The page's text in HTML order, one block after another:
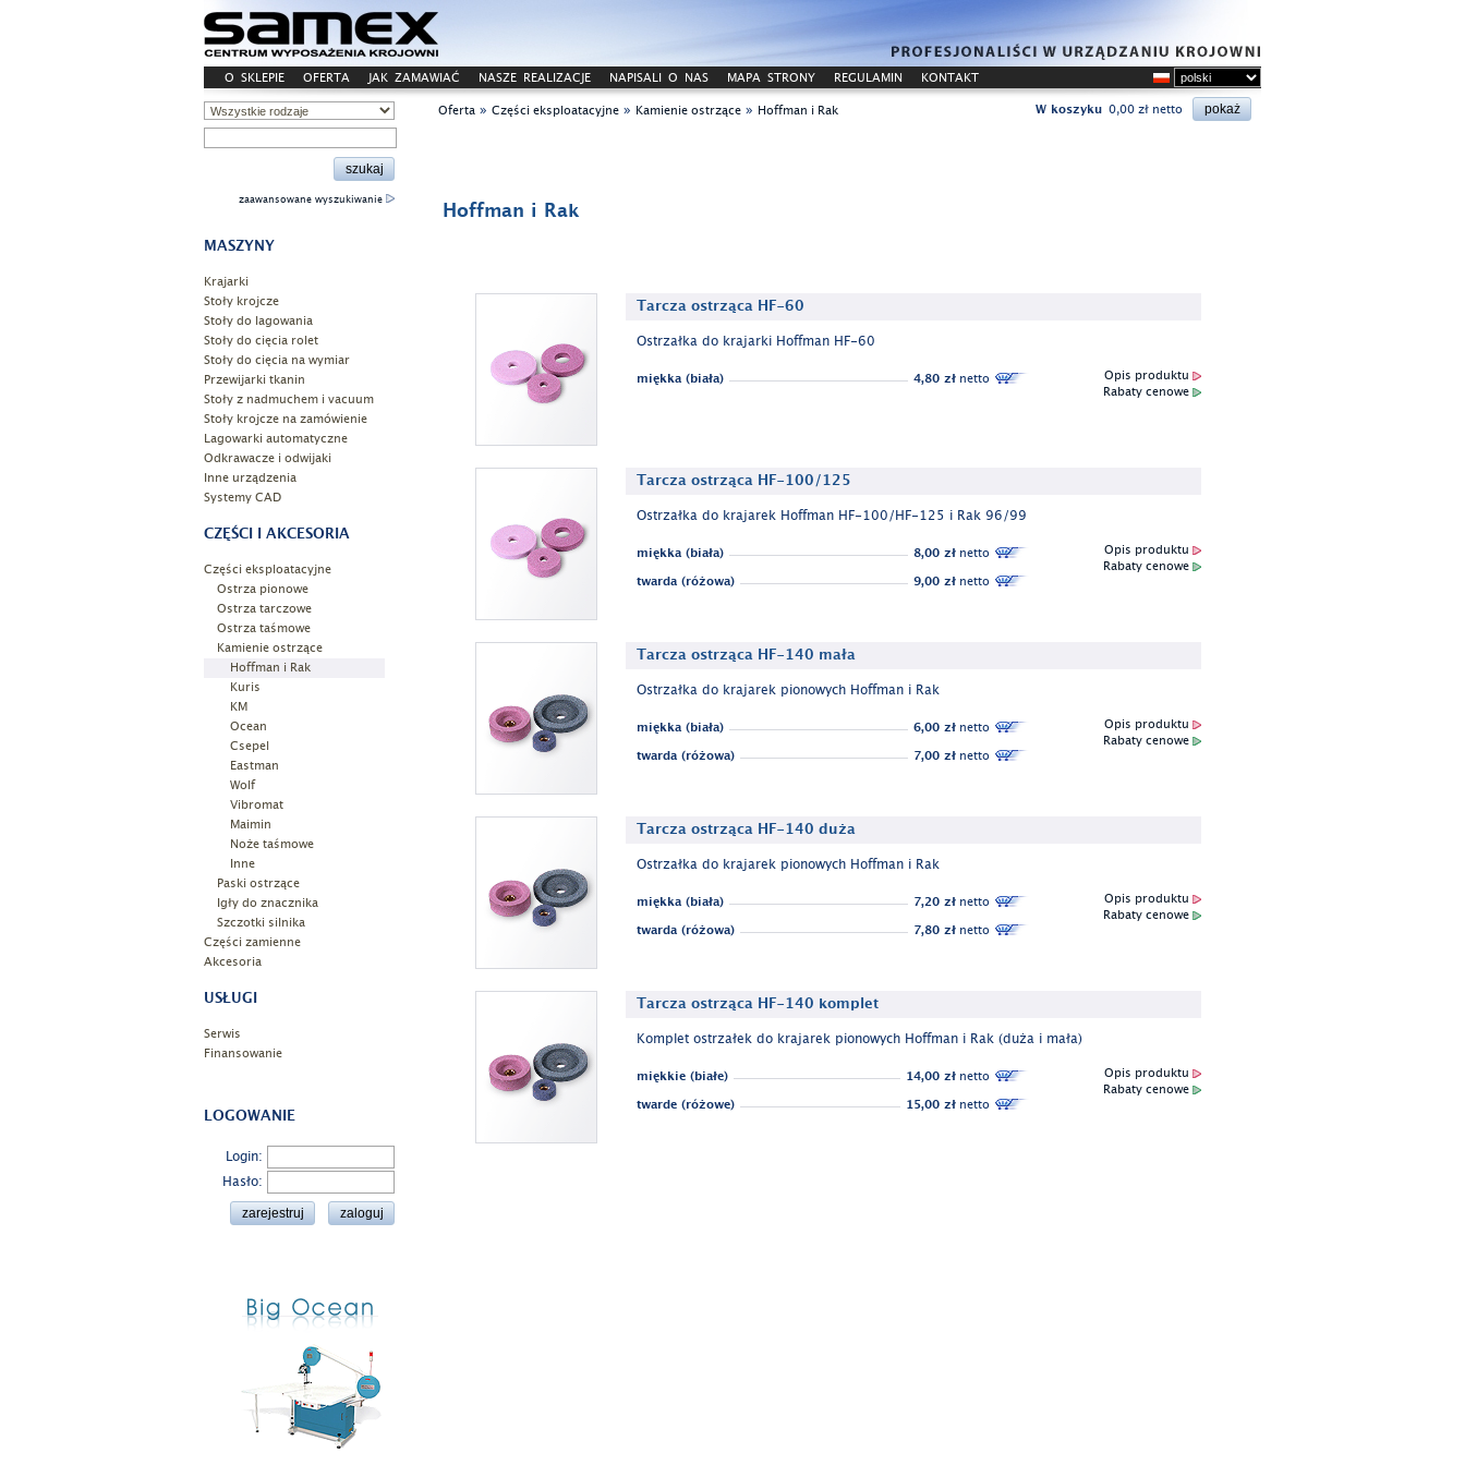
O SKLEPIE OFERTA JAK ZAMAWIAĆ NASZE REALIZACJE NAPISALI O NAS MAPA STRONY REGULAMIN KONTAKT
zaawansowane wyszukiwanie
MASZYNY
Krajarki
Stoły krojcze
Stoły do lagowania
Stoły do cięcia rolet
Stoły do cięcia na wymiar
Przewijarki tkanin
Stoły z nadmuchem i vacuum
Stoły krojcze na zamówienie
Lagowarki automatyczne
Odkrawacze i odwijaki
Inne urządzenia
Systemy CAD
CZĘŚCI I AKCESORIA
Części eksploatacyjne
Ostrza pionowe
Ostrza tarczowe
Ostrza taśmowe
Kamienie ostrzące
Hoffman i Rak
Kuris
KM
Ocean
Csepel
Eastman
Wolf
Vibromat
Maimin
Noże taśmowe
Inne
Paski ostrzące
Igły do znacznika
Szczotki silnika
Części zamienne
Akcesoria
USŁUGI
Serwis
Finansowanie
LOGOWANIE
Login:
Hasło:
Oferta » Części eksploatacyjne » Kamienie ostrzące » Hoffman i Rak W koszyku 0,00 zł netto
Hoffman i Rak
Tarcza ostrząca HF-60
Ostrzałka do krajarki Hoffman HF-60
miękka (biała) 4,80 złnetto
Opis produktu
Rabaty cenowe
Tarcza ostrząca HF-100/125
Ostrzałka do krajarek Hoffman HF-100/HF-125 i Rak 96/99
miękka (biała) 8,00 złnetto
twarda (różowa)
9,00 złnetto
Opis produktu
Rabaty cenowe
Tarcza ostrząca HF-140 mała
Ostrzałka do krajarek pionowych Hoffman i Rak
miękka (biała) 6,00 złnetto
twarda (różowa)
7,00 złnetto
Opis produktu
Rabaty cenowe
Tarcza ostrząca HF-140 duża
Ostrzałka do krajarek pionowych Hoffman i Rak
miękka (biała) 7,20 złnetto
twarda (różowa)
7,80 złnetto
Opis produktu
Rabaty cenowe
Tarcza ostrząca HF-140 komplet
Komplet ostrzałek do krajarek pionowych Hoffman i Rak (duża i mała)
miękkie (białe) 14,00 złnetto
twarde (różowe)
15,00 złnetto
Opis produktu
Rabaty cenowe